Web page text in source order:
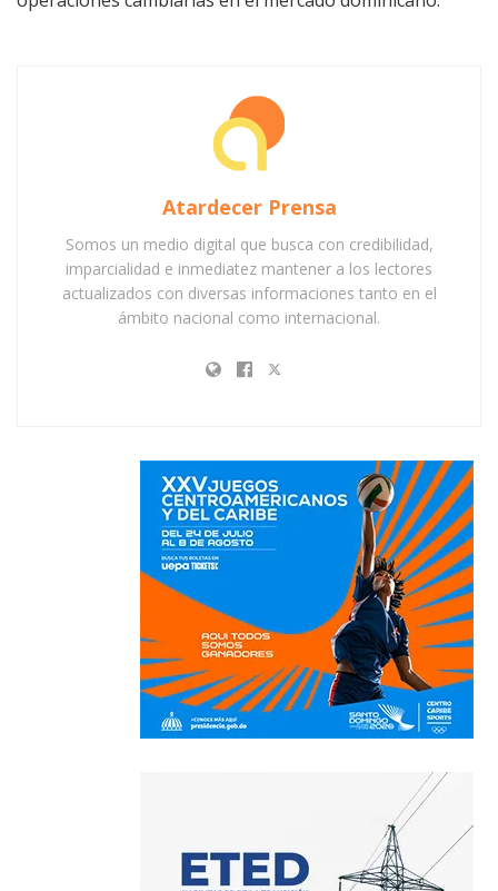
Atardecer Prensa
Somos un medio digital que busca con credibilidad,
imparcialidad e inmediatez mantener a los lectores
actualizados con diversas informaciones tanto en el
ámbito nacional como internacional.